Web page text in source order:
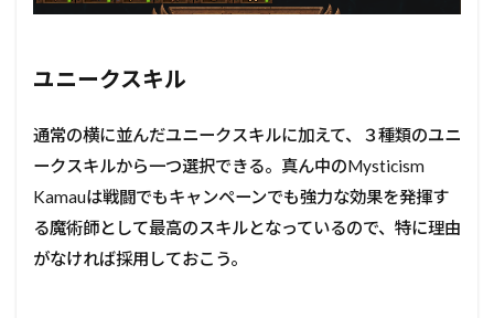
ユニークスキル
通常の横に並んだユニークスキルに加えて、３種類のユニ
ークスキルから一つ選択できる。真ん中のMysticism
Kamauは戦闘でもキャンペーンでも強力な効果を発揮す
る魔術師として最高のスキルとなっているので、特に理由
がなければ採用しておこう。